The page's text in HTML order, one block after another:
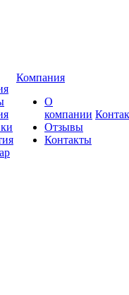
Компания
О
компании
Отзывы
Контакты